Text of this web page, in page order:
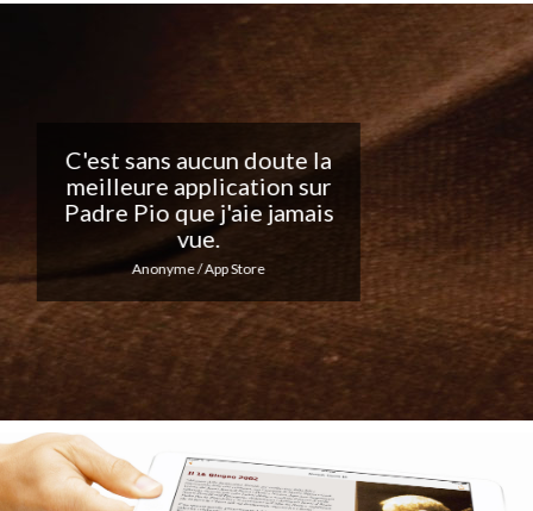
Belle application, j'adore
les notifications
quotidiennes... Continuez
votre excellent travail !